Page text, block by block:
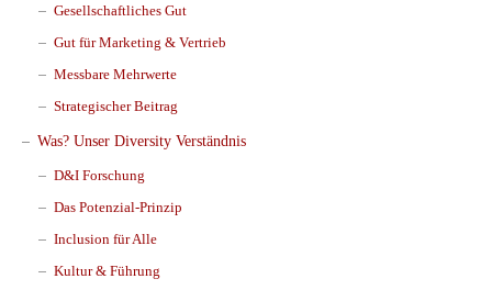
Gesellschaftliches Gut
Gut für Marketing & Vertrieb
Messbare Mehrwerte
Strategischer Beitrag
Was? Unser Diversity Verständnis
D&I Forschung
Das Potenzial-Prinzip
Inclusion für Alle
Kultur & Führung